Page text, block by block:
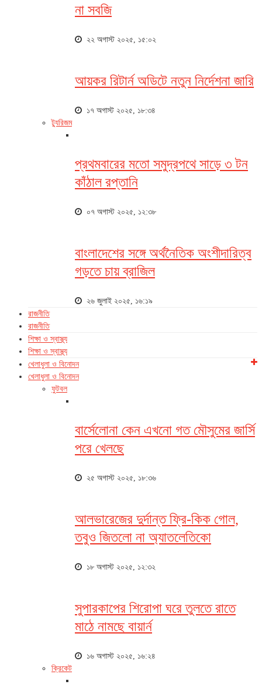
না সবজি
২২ অগাস্ট ২০২৫, ১৫:০২
আয়কর রিটার্ন অডিটে নতুন নির্দেশনা জারি
১৭ অগাস্ট ২০২৫, ১৮:৩৪
ট্যুরিজম
প্রথমবারের মতো সমুদ্রপথে সাড়ে ৩ টন
কাঁঠাল রপ্তানি
০৭ অগাস্ট ২০২৫, ১২:৩৮
বাংলাদেশের সঙ্গে অর্থনৈতিক অংশীদারিত্ব
গড়তে চায় ব্রাজিল
২৬ জুলাই ২০২৫, ১৬:১৯
রাজনীতি
রাজনীতি
শিক্ষা ও স্বাস্থ্য
শিক্ষা ও স্বাস্থ্য
খেলাধুলা ও বিনোদন
খেলাধুলা ও বিনোদন
ফুটবল
বার্সেলোনা কেন এখনো গত মৌসুমের জার্সি
পরে খেলছে
২৫ অগাস্ট ২০২৫, ১৮:৩৬
আলভারেজের দুর্দান্ত ফ্রি-কিক গোল,
তবুও জিতলো না অ্যাতলেতিকো
১৮ অগাস্ট ২০২৫, ১২:৩২
সুপারকাপের শিরোপা ঘরে তুলতে রাতে
মাঠে নামছে বায়ার্ন
১৬ অগাস্ট ২০২৫, ১৬:২৪
ক্রিকেট